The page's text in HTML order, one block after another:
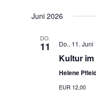
Juni 2026
DO.
11 Do.. 11. Juni
Kultur im
Helene
EUR 12,00